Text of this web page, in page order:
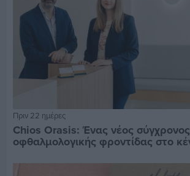
Πριν 22 ημέρες
Chios Orasis: Ένας νέος
οφθαλμολογικής φροντίδας στο